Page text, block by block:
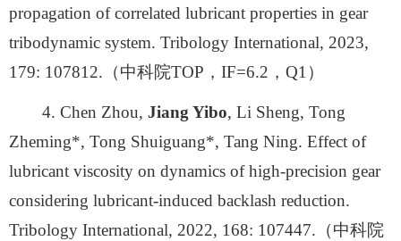
propagation of correlated lubricant properties in gear
tribodynamic system. Tribology International, 2023,
179: 107812.（中科院TOP，IF=6.2，Q1）
4. Chen Zhou, Jiang Yibo, Li Sheng, Tong
Zheming*, Tong Shuiguang*, Tang Ning. Effect of
lubricant viscosity on dynamics of high-precision gear
considering lubricant-induced backlash reduction.
Tribology International, 2022, 168: 107447.（中科院